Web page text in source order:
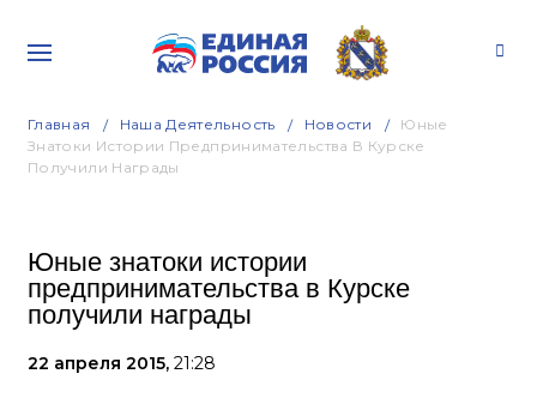
Главная Наша Деятельность Новости
Юные
Знатоки Истории Предпринимательства В Курске
Получили Награды
Юные знатоки истории
предпринимательства в Курске
получили награды
22 апреля 2015, 21:28